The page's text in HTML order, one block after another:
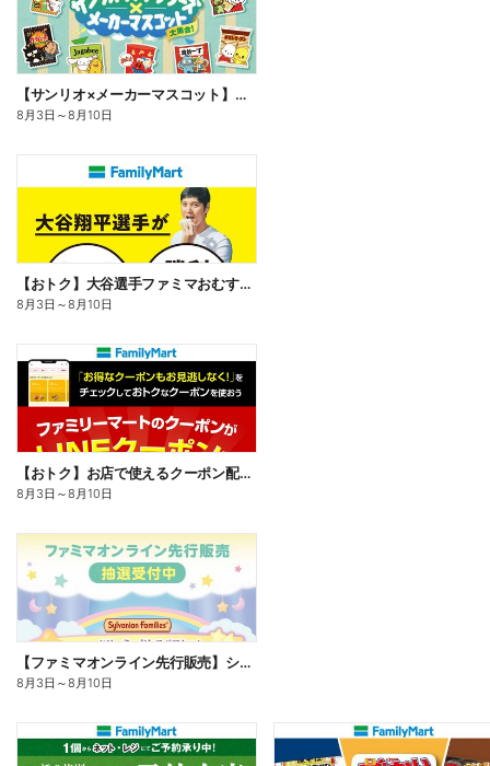
【サンリオ×メーカーマスコット】オリジナルグッズ貰える!
8月3日 ～8月10日
【おトク】大谷選手ファミマおむすび割
8月3日 ～8月10日
【おトク】お店で使えるクーポン配信中
8月3日 ～8月10日
【ファミマオンライン先行販売】シルバニアファミリー
8月3日 ～8月10日